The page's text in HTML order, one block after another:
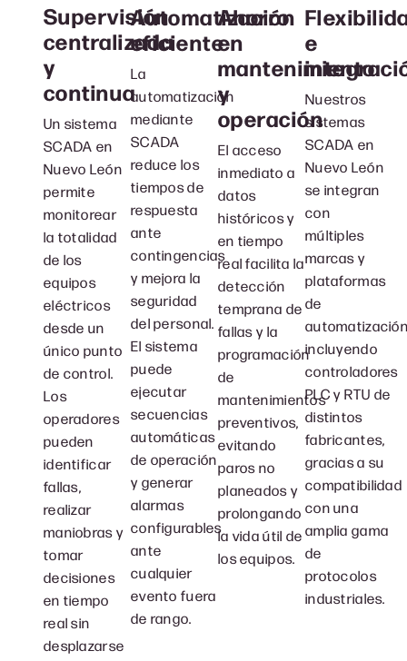
Supervisión
centralizada
y
continua
Un sistema
SCADA en
Nuevo León
permite
monitorear
la totalidad
de los
equipos
eléctricos
desde un
único punto
de control.
Los
operadores
pueden
identificar
fallas,
realizar
maniobras y
tomar
decisiones
en tiempo
real sin
desplazarse
Automatización
eficiente
La
automatización
mediante
SCADA
reduce los
tiempos de
respuesta
ante
contingencias
y mejora la
seguridad
del personal.
El sistema
puede
ejecutar
secuencias
automáticas
de operación
y generar
alarmas
configurables
ante
cualquier
evento fuera
de rango.
Ahorro
en
mantenimiento
y
operación
El acceso
inmediato a
datos
históricos y
en tiempo
real facilita la
detección
temprana de
fallas y la
programación
de
mantenimientos
preventivos,
evitando
paros no
planeados y
prolongando
la vida útil de
los equipos.
e
Nuestros
sistemas
SCADA en
Nuevo León
se integran
con
múltiples
marcas y
plataformas
de
incluyendo
controladores
PLC y RTU de
distintos
fabricantes,
gracias a su
compatibilidad
con una
amplia gama
de
protocolos
industriales.